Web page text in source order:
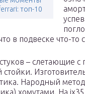
топ-10
в подвеске что-то
– слетающие
Народный
хомутами. На